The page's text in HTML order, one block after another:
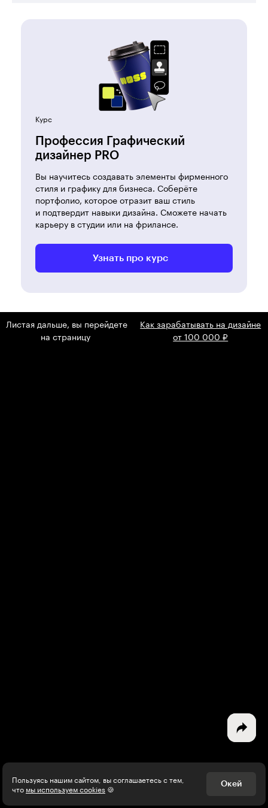
Курс
Профессия Графический
дизайнер PRO
Вы научитесь создавать элементы фирменного
стиля и графику для бизнеса. Соберёте
портфолио, которое отразит ваш стиль
и подтвердит навыки дизайна. Сможете начать
карьеру в студии или на фрилансе.
Узнать про курс
Листая дальше, вы перейдете
на страницу
Как зарабатывать на дизайне
от 100 000 ₽
Пользуясь нашим сайтом, вы соглашаетесь с тем,
что мы используем cookies 🍪 Окей
Маркетинг